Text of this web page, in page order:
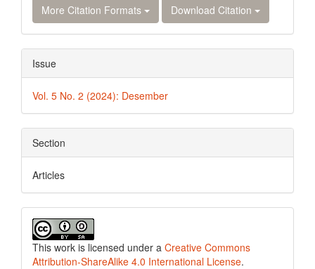
More Citation Formats Download Citation
Issue
Vol. 5 No. 2 (2024): Desember
Section
Articles
This work is licensed under a Creative Commons
Attribution-ShareAlike 4.0 International License.